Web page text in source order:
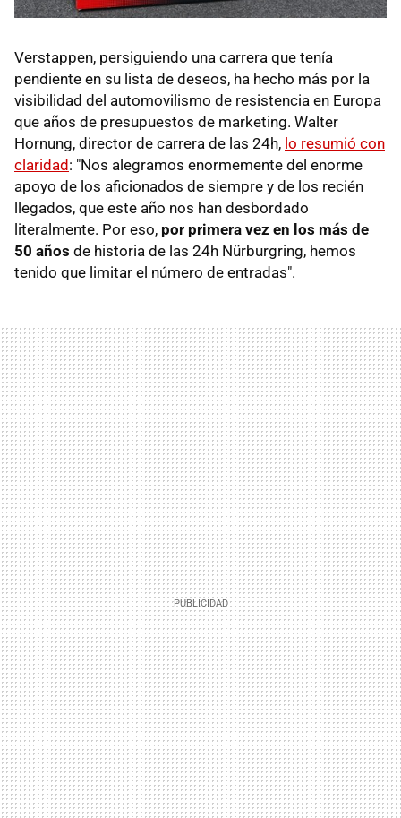
Verstappen, persiguiendo una carrera que tenía
pendiente en su lista de deseos, ha hecho más por la
visibilidad del automovilismo de resistencia en Europa
que años de presupuestos de marketing. Walter
Hornung, director de carrera de las 24h, lo resumió con
claridad: "Nos alegramos enormemente del enorme
apoyo de los aficionados de siempre y de los recién
llegados, que este año nos han desbordado
literalmente. Por eso, por primera vez en los más de
50 años de historia de las 24h Nürburgring, hemos
tenido que limitar el número de entradas".